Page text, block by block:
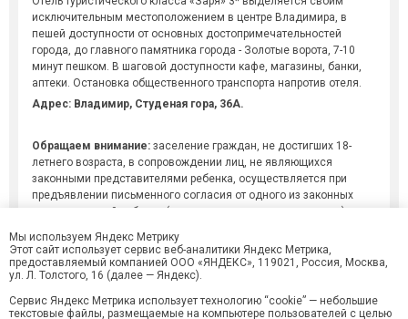
Мы используем Яндекс Метрику
Этот сайт использует сервис веб-аналитики Яндекс Метрика,
предоставляемый компанией ООО «ЯНДЕКС», 119021, Россия, Москва,
ул. Л. Толстого, 16 (далее — Яндекс).
Сервис Яндекс Метрика использует технологию “cookie” — небольшие
текстовые файлы, размещаемые на компьютере пользователей с целью
исключительным местоположением в центре Владимира, в
пешей доступности от основных достопримечательностей
города, до главного памятника города - Золотые ворота, 7-10
минут пешком. В шаговой доступности кафе, магазины, банки,
аптеки. Остановка общественного транспорта напротив отеля.
Адрес: Владимир, Студеная гора, 36А.
Обращаем внимание: заселение граждан, не достигших 18-
летнего возраста, в сопровождении лиц, не являющихся
законными представителями ребенка, осуществляется при
предъявлении письменного согласия от одного из законных
представителей ребенка (родителя, усыновителя, опекуна),
ВНИМАНИЕ! В поездку обязательно брать с собой оригиналы
документов!